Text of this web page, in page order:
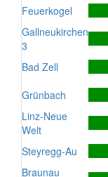
Feuerkogel
Gallneukirchen
3
Bad Zell
Grünbach
Linz-Neue
Welt
Steyregg-Au
Braunau